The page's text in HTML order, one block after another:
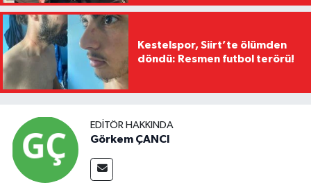
Kestelspor, Siirt’te ölümden
döndü: Resmen futbol terörü!
EDITÖR HAKKINDA
Görkem ÇANCI